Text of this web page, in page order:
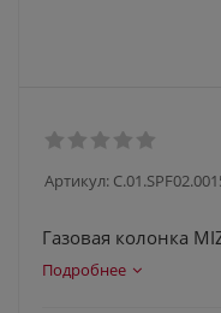
Артикул:
Газовая колонка
Подробнее